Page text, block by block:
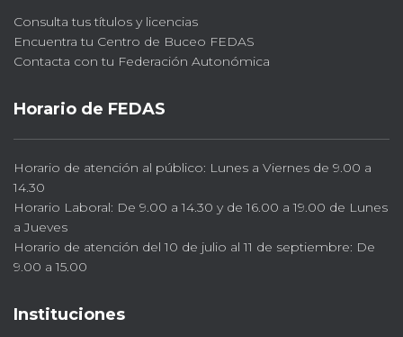
Consulta tus títulos y licencias
Encuentra tu Centro de Buceo FEDAS
Contacta con tu Federación Autonómica
Horario de FEDAS
Horario de atención al público: Lunes a Viernes de 9.00 a
14.30
Horario Laboral: De 9.00 a 14.30 y de 16.00 a 19.00 de Lunes
a Jueves
Horario de atención del 10 de julio al 11 de septiembre: De
9.00 a 15.00
Instituciones